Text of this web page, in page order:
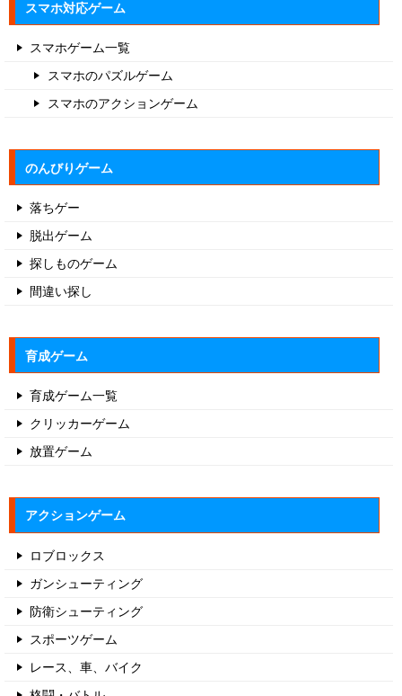
スマホ対応ゲーム
スマホゲーム一覧
スマホのパズルゲーム
スマホのアクションゲーム
のんびりゲーム
落ちゲー
脱出ゲーム
探しものゲーム
間違い探し
育成ゲーム
育成ゲーム一覧
クリッカーゲーム
放置ゲーム
アクションゲーム
ロブロックス
ガンシューティング
防衛シューティング
スポーツゲーム
レース、車、バイク